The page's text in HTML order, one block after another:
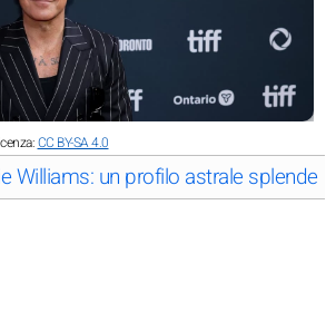
CC BY-SA 4.0
Williams: un profilo astrale